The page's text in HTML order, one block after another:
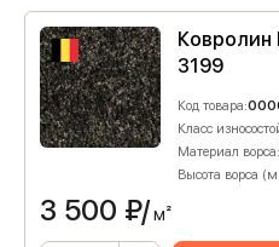
Ковролин
3199
Код товара:
Класс
Материал ворса:
Высота ворса
3 500 ₽/м²